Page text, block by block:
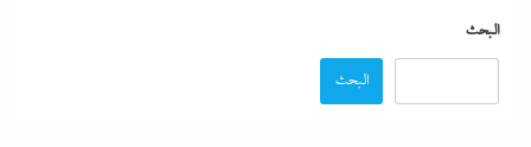
البحث
البحث
د.هشام فريد يسطر: الفارق بين زمن ربة المنزل وحقبة صانعة الأجيال